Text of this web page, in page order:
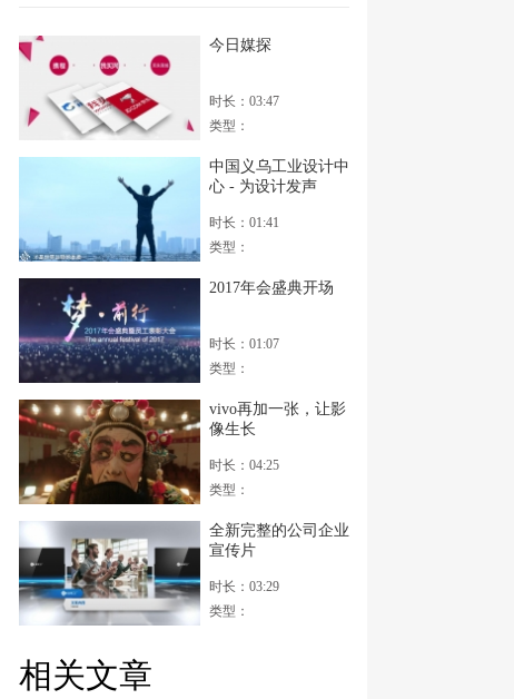
今日媒探
时长：03:47
类型：
中国义乌工业设计中
心 - 为设计发声
时长：01:41
类型：
2017年会盛典开场
时长：01:07
类型：
vivo再加一张，让影
像生长
时长：04:25
类型：
全新完整的公司企业
宣传片
时长：03:29
类型：
相关文章